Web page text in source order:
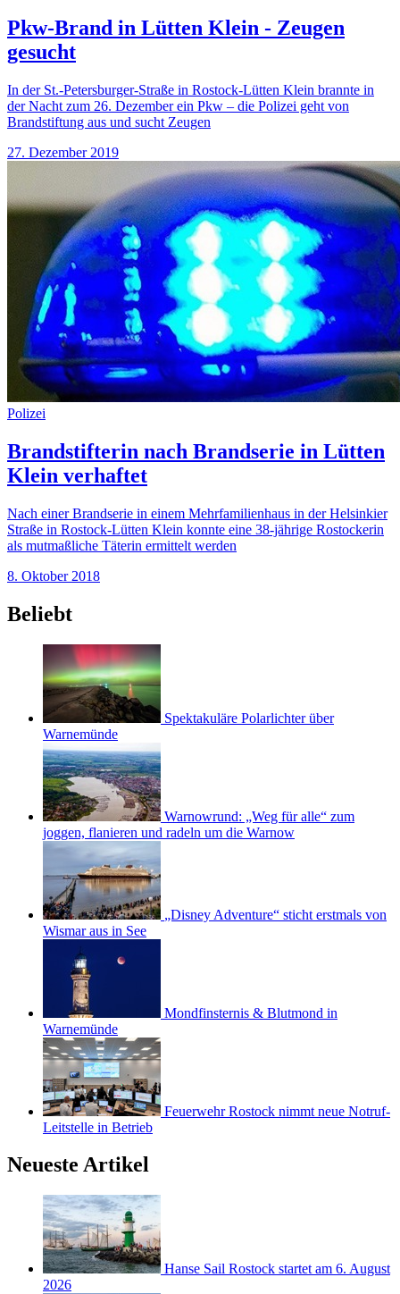
Pkw-Brand in Lütten Klein - Zeugen
gesucht
In der St.-Petersburger-Straße in Rostock-Lütten Klein brannte in
der Nacht zum 26. Dezember ein Pkw – die Polizei geht von
Brandstiftung aus und sucht Zeugen
27. Dezember 2019
Polizei
Brandstifterin nach Brandserie in Lütten
Klein verhaftet
Nach einer Brandserie in einem Mehrfamilienhaus in der Helsinkier
Straße in Rostock-Lütten Klein konnte eine 38-jährige Rostockerin
als mutmaßliche Täterin ermittelt werden
8. Oktober 2018
Beliebt
Spektakuläre Polarlichter über
Warnemünde
Warnowrund: „Weg für alle“ zum
joggen, flanieren und radeln um die Warnow
„Disney Adventure“ sticht erstmals von
Wismar aus in See
Mondfinsternis & Blutmond in
Warnemünde
Feuerwehr Rostock nimmt neue Notruf-
Leitstelle in Betrieb
Neueste Artikel
Hanse Sail Rostock startet am 6. August
2026